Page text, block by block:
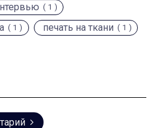
( 1 )
( 1 ) печать на ткани ( 1 )